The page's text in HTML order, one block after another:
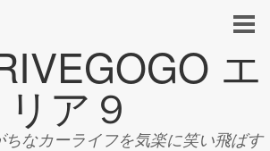
エ
リア９
なカーライフを気楽に笑い飛ばす